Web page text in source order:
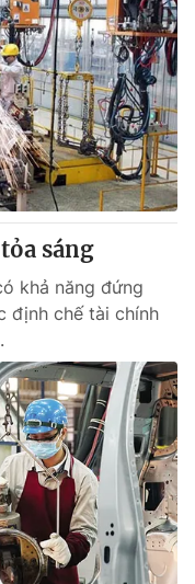
sáng
khả năng đứng
định chế tài chính